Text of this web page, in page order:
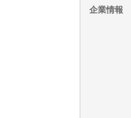
企業情報